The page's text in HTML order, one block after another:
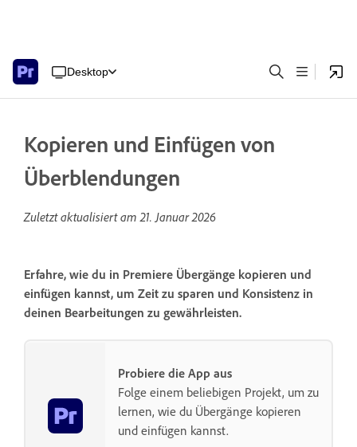
Desktop
Kopieren und Einfügen von
Überblendungen
Zuletzt aktualisiert am21. Januar 2026
Erfahre, wie du in Premiere Übergänge kopieren und
einfügen kannst, um Zeit zu sparen und Konsistenz in
deinen Bearbeitungen zu gewährleisten.
Probiere die App aus
Folge einem beliebigen Projekt, um zu
lernen, wie du Übergänge kopieren
und einfügen kannst.